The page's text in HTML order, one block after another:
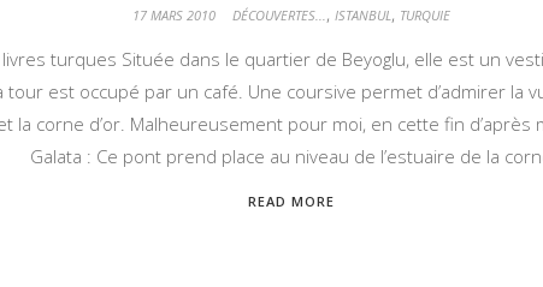
17 MARS 2010 DÉCOUVERTES..., ISTANBUL, TURQUIE
turques Située dans le quartier de Beyoglu, elle est un
tour est occupé par un café. Une coursive permet d’admirer la
la corne d’or. Malheureusement pour moi, en cette fin d’après
Galata : Ce pont prend place au niveau de l’estuaire de la
READ MORE